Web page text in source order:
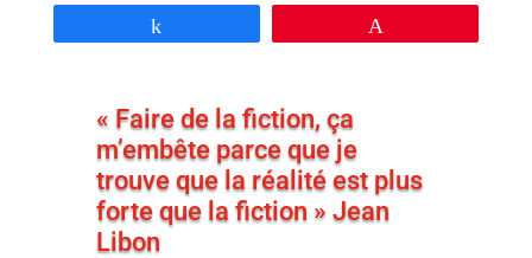
« Faire de la fiction, ça
m’embête parce que je
trouve que la réalité est plus
forte que la fiction » Jean
Libon